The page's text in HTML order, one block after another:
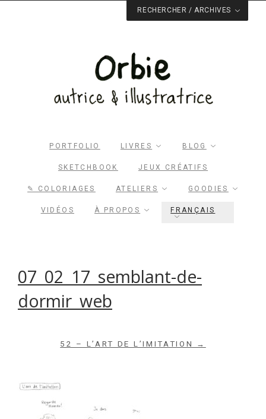
Archives du blog
RECHERCHER / ARCHIVES
PORTFOLIO LIVRES BLOG
SKETCHBOOK JEUX CRÉATIFS
✎ COLORIAGES ATELIERS GOODIES
VIDÉOS À PROPOS FRANÇAIS
07_02_17_semblant-de-
dormir_web
52 – L’ART DE L’IMITATION →